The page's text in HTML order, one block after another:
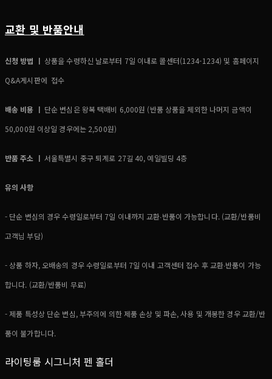
교환 및 반품안내
신청 방법 ㅣ 상품을 수령하신 날로부터 7일 이내로 콜센터(1234-1234) 및 홈페이지
Q&A게시판에 접수
배송 비용 ㅣ 단순 변심은 왕복 택배비 6,000원 (반품 상품을 제외한 나머지 금액이
50,000원 이상일 경우에는 2,500원)
반품 주소 ㅣ 서울특별시 중구 퇴계로 27길 40, 예일빌딩 4층
유의 사항
- 단순 변심의 경우 수령일로부터 7일 이내까지 교환∙반품이 가능합니다. (교환/반품비
고객님 부담)
- 상품 하자, 오배송의 경우 수령일로부터 7일 이내 고객센터 접수 후 교환∙반품이 가능
합니다. (교환/반품비 무료)
- 제품 특성상 단순 변심, 부주의에 의한 제품 손상 및 파손, 사용 및 개봉한 경우 교환/반
품이 불가합니다.
라이팅룸 시그니처 펜 홀더